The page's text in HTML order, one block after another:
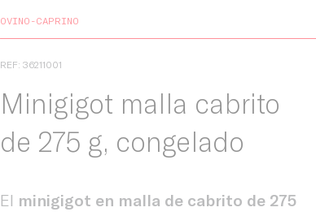
OVINO-CAPRINO
REF: 36211001
Minigigot malla cabrito
de 275 g, congelado
El minigigot en malla de cabrito de 275